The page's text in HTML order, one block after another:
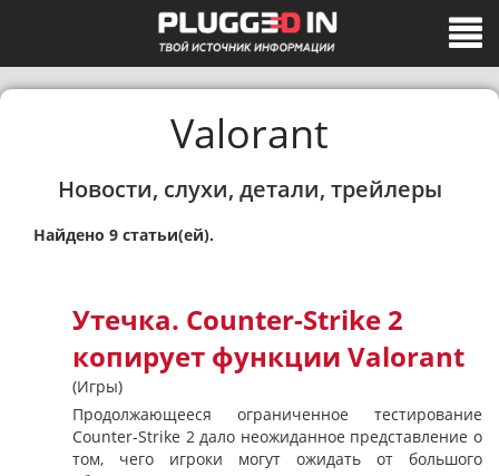
Valorant
Новости, слухи, детали, трейлеры
Найдено 9 статьи(ей).
Утечка. Counter-Strike 2
копирует функции Valorant
(Игры)
Продолжающееся ограниченное тестирование
Counter-Strike 2 дало неожиданное представление о
том, чего игроки могут ожидать от большого